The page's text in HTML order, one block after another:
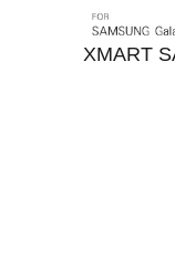
XMART